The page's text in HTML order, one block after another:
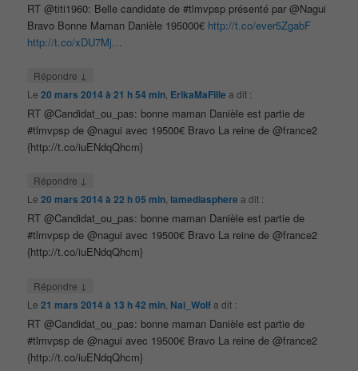
RT @titi1960: Belle candidate de #tlmvpsp présenté par @Nagui
Bravo Bonne Maman Danièle 195000€ http://t.co/ever5ZgabF
http://t.co/xDU7Mj…
Répondre ↓
Le20 mars 2014 à 21 h 54 min ErikaMaFille a dit :
RT @Candidat_ou_pas: bonne maman Danièle est partie de
#tlmvpsp de @nagui avec 19500€ Bravo La reine de @france2
{http://t.co/iuENdqQhcm}
Répondre ↓
Le20 mars 2014 à 22 h 05 min lamediasphere a dit :
RT @Candidat_ou_pas: bonne maman Danièle est partie de
#tlmvpsp de @nagui avec 19500€ Bravo La reine de @france2
{http://t.co/iuENdqQhcm}
Répondre ↓
Le21 mars 2014 à 13 h 42 min Nai_Wolfa dit :
RT @Candidat_ou_pas: bonne maman Danièle est partie de
#tlmvpsp de @nagui avec 19500€ Bravo La reine de @france2
{http://t.co/iuENdqQhcm}